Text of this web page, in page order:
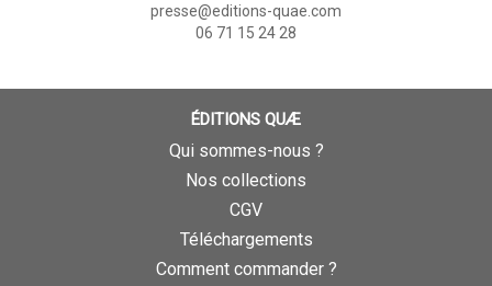
presse@editions-quae.com
06 71 15 24 28
ÉDITIONS QUÆ
Qui sommes-nous ?
Nos collections
CGV
Téléchargements
Comment commander ?